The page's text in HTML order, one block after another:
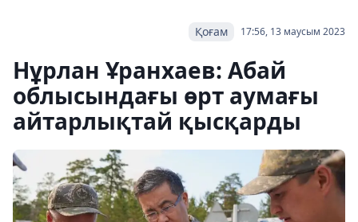
17:56, 13 маусым 2023
Қоғам
Нұрлан Ұранхаев: Абай
облысындағы өрт аумағы
айтарлықтай қысқарды